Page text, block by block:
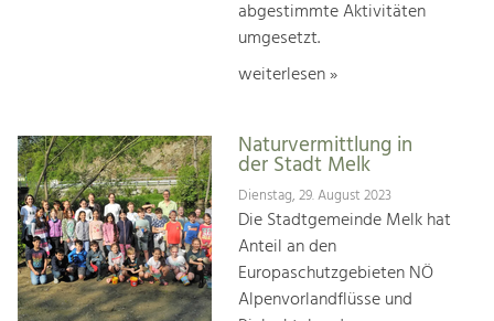
abgestimmte Aktivitäten
umgesetzt.
weiterlesen »
Naturvermittlung in
der Stadt Melk
Dienstag, 29. August 2023
Die Stadtgemeinde Melk hat
Anteil an den
Europaschutzgebieten NÖ
Alpenvorlandflüsse und